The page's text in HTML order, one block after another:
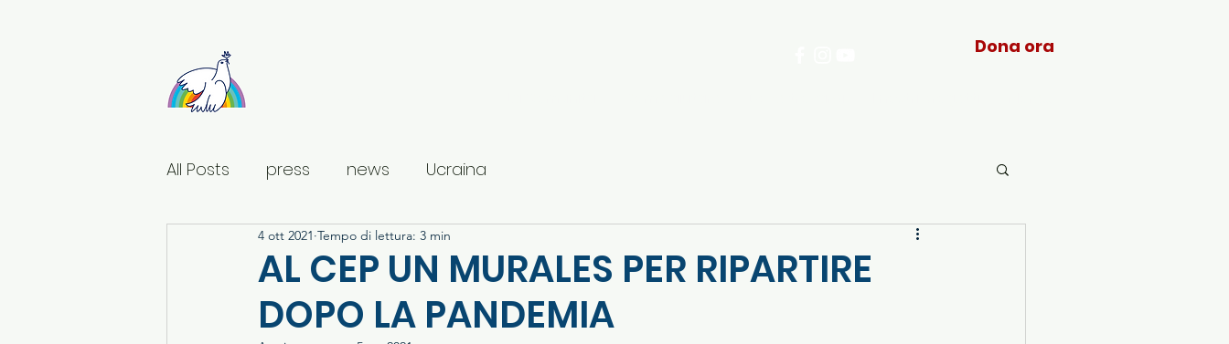
Dona ora
All Posts press news Ucraina
AL CEP UN MURALES PER RIPARTIRE
DOPO LA PANDEMIA
4 ott 2021 Tempo di lettura: 3 min